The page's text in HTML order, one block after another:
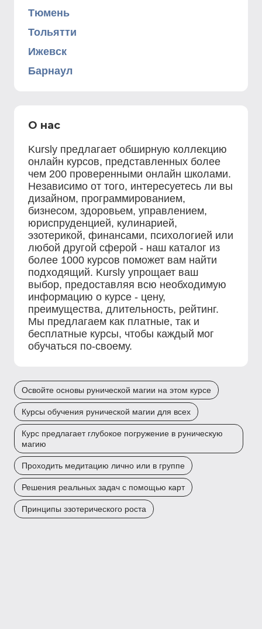
Тюмень
Тольятти
Ижевск
Барнаул
О нас
Kursly предлагает обширную коллекцию
онлайн курсов, представленных более
чем 200 проверенными онлайн школами.
Независимо от того, интересуетесь ли вы
дизайном, программированием,
бизнесом, здоровьем, управлением,
юриспруденцией, кулинарией,
эзотерикой, финансами, психологией или
любой другой сферой - наш каталог из
более 1000 курсов поможет вам найти
подходящий. Kursly упрощает ваш
выбор, предоставляя всю необходимую
информацию о курсе - цену,
преимущества, длительность, рейтинг.
Мы предлагаем как платные, так и
бесплатные курсы, чтобы каждый мог
обучаться по-своему.
Освойте основы рунической магии на этом курсе
Курсы обучения рунической магии для всех
Курс предлагает глубокое погружение в руническую
магию
Проходить медитацию лично или в группе
Решения реальных задач с помощью карт
Принципы эзотерического роста